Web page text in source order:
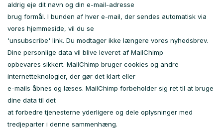
aldrig eje dit navn og din e-mail-adresse
brug formål. I bunden af ​​hver e-mail, der sendes automatisk via
vores hjemmeside, vil du se
'unsubscribe' link. Du modtager ikke længere vores nyhedsbrev.
Dine personlige data vil blive leveret af MailChimp
opbevares sikkert. MailChimp bruger cookies og andre
internetteknologier, der gør det klart eller
e-mails åbnes og læses. MailChimp forbeholder sig ret til at bruge
dine data til det
at forbedre tjenesterne yderligere og dele oplysninger med
tredjeparter i denne sammenhæng.